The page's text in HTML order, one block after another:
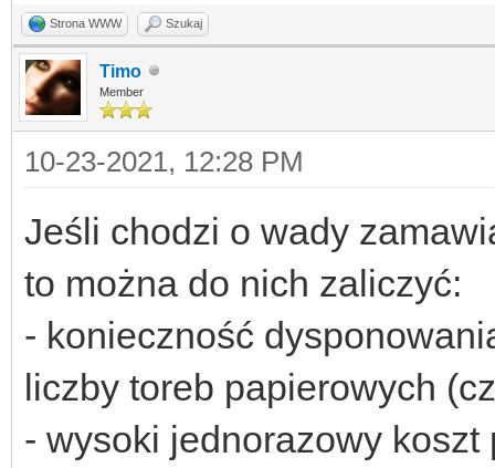
Strona WWW Szukaj
Timo
Member
10-23-2021, 12:28 PM
Jeśli chodzi o wady
to można do nich zaliczyć:
- konieczność
liczby toreb papierowych
- wysoki jednorazowy